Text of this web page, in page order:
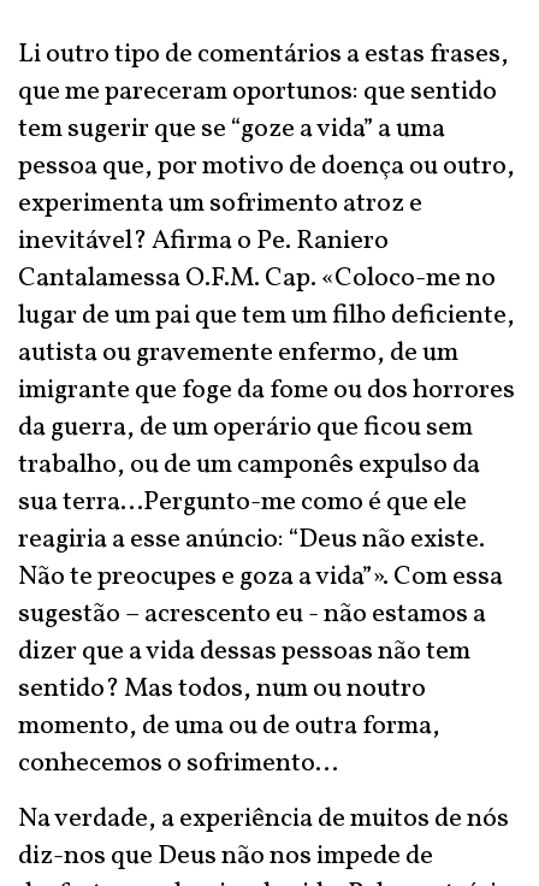
Li outro tipo de comentários a estas frases,
que me pareceram oportunos: que sentido
tem sugerir que se “goze a vida” a uma
pessoa que, por motivo de doença ou outro,
experimenta um sofrimento atroz e
inevitável? Afirma o Pe. Raniero
Cantalamessa O.F.M. Cap. «Coloco-me no
lugar de um pai que tem um filho deficiente,
autista ou gravemente enfermo, de um
imigrante que foge da fome ou dos horrores
da guerra, de um operário que ficou sem
trabalho, ou de um camponês expulso da
sua terra…Pergunto-me como é que ele
reagiria a esse anúncio: “Deus não existe.
Não te preocupes e goza a vida”». Com essa
sugestão – acrescento eu - não estamos a
dizer que a vida dessas pessoas não tem
sentido? Mas todos, num ou noutro
momento, de uma ou de outra forma,
conhecemos o sofrimento…
Na verdade, a experiência de muitos de nós
diz-nos que Deus não nos impede de